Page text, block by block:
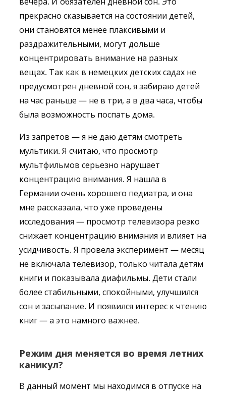
прекрасно сказывается на состоянии детей,
они становятся менее плаксивыми и
раздражительными, могут дольше
концентрировать внимание на разных
вещах. Так как в немецких детских садах не
предусмотрен дневной сон, я забираю детей
на час раньше — не в три, а в два часа, чтобы
была возможность поспать дома.
Из запретов — я не даю детям смотреть
мультики. Я считаю, что просмотр
мультфильмов серьезно нарушает
концентрацию внимания. Я нашла в
Германии очень хорошего педиатра, и она
мне рассказала, что уже проведены
исследования — просмотр телевизора резко
снижает концентрацию внимания и влияет на
усидчивость. Я провела эксперимент — месяц
не включала телевизор, только читала детям
книги и показывала диафильмы. Дети стали
более стабильными, спокойными, улучшился
сон и засыпание. И появился интерес к чтению
книг — а это намного важнее.
Режим дня меняется во время летних
каникул?
В данный момент мы находимся в отпуске на